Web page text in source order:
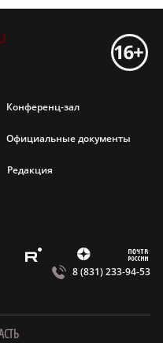
Конференц-зал
Официальные документы
Редакция
E Z m
8 (831) 233-94-53